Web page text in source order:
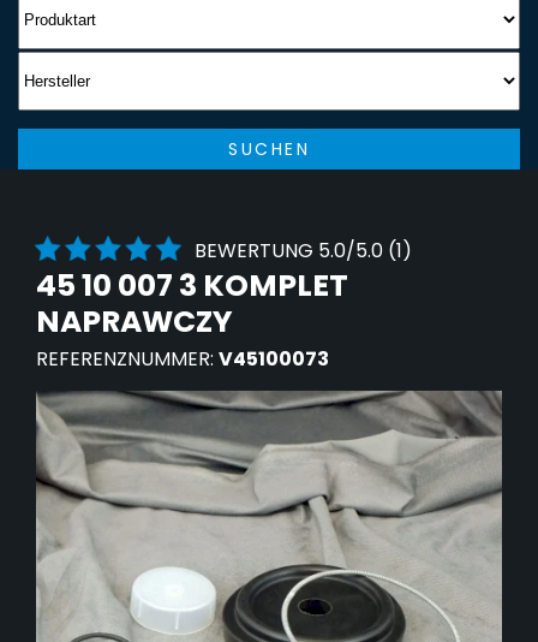
SUCHEN
BEWERTUNG 5.0/5.0 (1)
45 10 007 3 KOMPLET
NAPRAWCZY
REFERENZNUMMER: V45100073